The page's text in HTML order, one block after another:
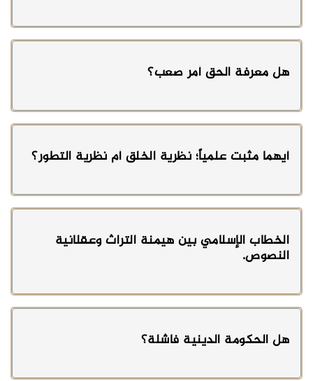
هل معرفة الحق أمر صعب؟
أيهما مثبت علمياً؛ نظرية الخلق أم نظرية التطور؟
الخطاب الإسلامي بين هيمنة التراث وعقلانية
النصوص.
هل الحكومة الدينية فاشلة؟